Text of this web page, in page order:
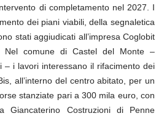
di completamento nel 2027. I
dei piani viabili, della segnaletica
stati aggiudicati all’impresa Coglobit
comune di Castel del Monte –
– i lavori interessano il rifacimento dei
all’interno del centro abitato, per un
stanziate pari a 300 mila euro, con
Giancaterino Costruzioni di Penne